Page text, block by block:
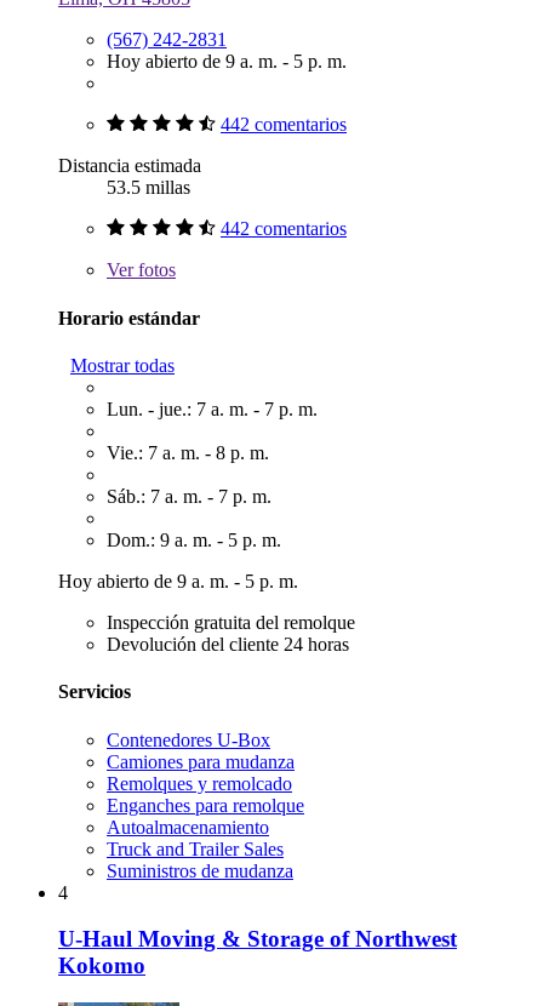
(567) 242-2831
Hoy abierto de 9 a. m. - 5 p. m.
442 comentarios
Distancia estimada
53.5 millas
442 comentarios
Verfotos
Horario estándar
Mostrar todas
Lun. - jue.: 7 a. m. - 7 p. m.
Vie.: 7 a. m. - 8 p. m.
Sáb.: 7 a. m. - 7 p. m.
Dom.: 9 a. m. - 5 p. m.
Hoy abierto de 9 a. m. - 5 p. m.
Inspección gratuita del remolque
Devolución del cliente 24 horas
Servicios
Contenedores U-Box
Camiones para mudanza
Remolques y remolcado
Enganches para remolque
Autoalmacenamiento
Truck and Trailer Sales
Suministros de mudanza
4
U-Haul Moving & Storage of Northwest
Kokomo